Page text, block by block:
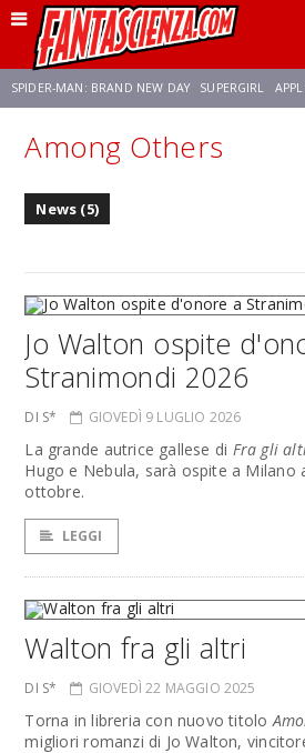
SPIDER-MAN: BRAND NEW DAY SUPERGIRL
FRANCO RICCIARDIELLO ZENDAYA
Among Others
News (5)
Jo Walton ospite
Stranimondi 2026
DI S* GIOVEDÌ 9 LUGLIO 2026
La grande autrice gallese di Fra gli
Hugo e Nebula, sarà ospite a Milano
ottobre.
LEGGI
Walton fra gli altri
DI S* GIOVEDÌ 22 MAGGIO 2025
Torna in libreria con nuovo titolo
migliori romanzi di Jo Walton,